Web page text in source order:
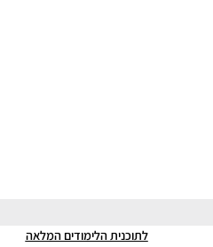
לתוכנית הלימודים המלאה